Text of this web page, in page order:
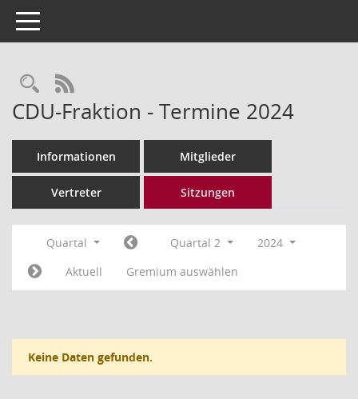
Toggle navigation
Rechercheauswahl
RSS-Feed
CDU-Fraktion - Termine 2024
Informationen Mitglieder
Vertreter Sitzungen
Quartal Quartal 2
2024
Aktuell
Gremium auswählen
Keine Daten gefunden.